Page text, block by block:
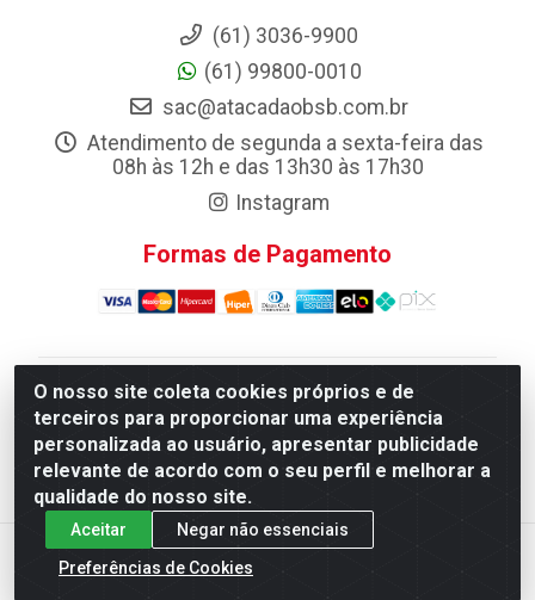
O nosso site coleta cookies próprios e de
terceiros para proporcionar uma experiência
personalizada ao usuário, apresentar publicidade
relevante de acordo com o seu perfil e melhorar a
qualidade do nosso site.
Aceitar
Negar não essenciais
Preferências de Cookies
(61) 3036-9900
(61) 99800-0010
sac@atacadaobsb.com.br
Atendimento de segunda a sexta-feira das
08h às 12h e das 13h30 às 17h30
Instagram
Formas de Pagamento
Atacadao da Limpeza F. Pereira Queiroz Comercio e
Distribuicao LTDA - Quadra Qi 10 Lotes 39 e, 41 - Setor
Industrial (Taguatinga), Brasília/DF - CEP 72.135-100 -
CNPJ 13.184.675/0001-80